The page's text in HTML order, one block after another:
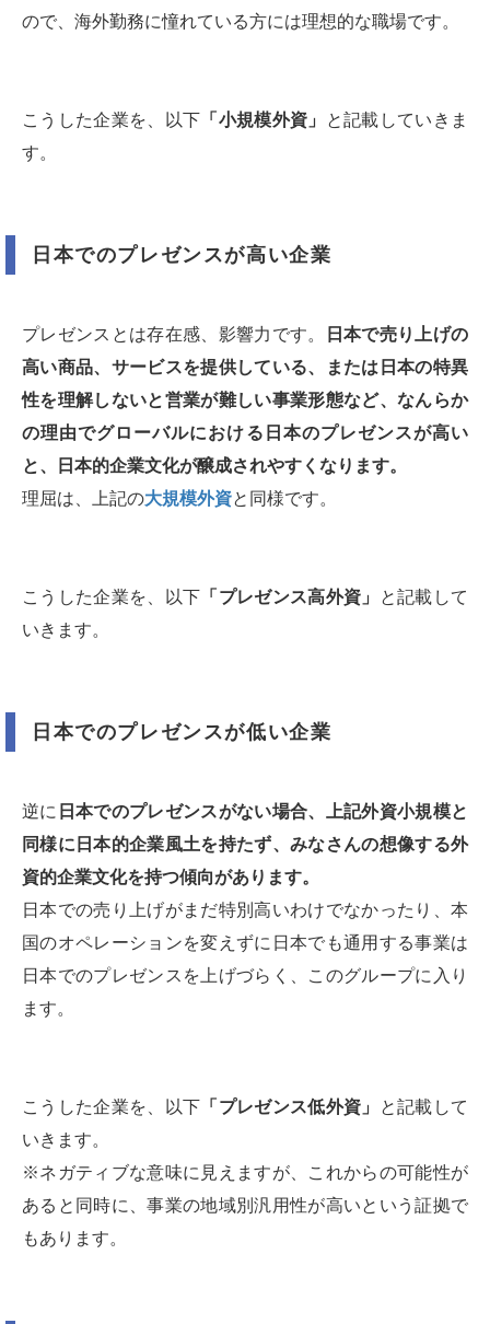
ので、海外勤務に憧れている方には理想的な職場です。
こうした企業を、以下 「小規模外資」
と記載していきま
す。
日本でのプレゼンスが高い企業
プレゼンスとは存在感、影響力です。
日本で売り上げの
高い商品、サービスを提供している、または日本の特異
性を理解しないと営業が難しい事業形態など、なんらか
の理由でグローバルにおける日本のプレゼンスが高い
と、日本的企業文化が醸成されやすくなります。
理屈は、上記の大規模外資と同様です。
こうした企業を、以下 「プレゼンス高外資」
と記載して
いきます。
日本でのプレゼンスが低い企業
逆に 日本でのプレゼンスがない場合、上記外資小規模と
同様に日本的企業風土を持たず、みなさんの想像する外
資的企業文化を持つ傾向があります。
日本での売り上げがまだ特別高いわけでなかったり、本
国のオペレーションを変えずに日本でも通用する事業は
日本でのプレゼンスを上げづらく、このグループに入り
ます。
こうした企業を、以下 「プレゼンス低外資」
と記載して
いきます。
※ネガティブな意味に見えますが、これからの可能性が
あると同時に、事業の地域別汎用性が高いという証拠で
もあります。